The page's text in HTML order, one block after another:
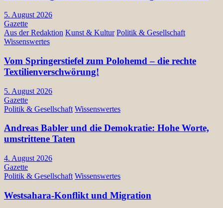
5. August 2026
Gazette
Aus der Redaktion Kunst & Kultur Politik & Gesellschaft
Wissenswertes
Vom Springerstiefel zum Polohemd – die rechte
Textilienverschwörung!
5. August 2026
Gazette
Politik & Gesellschaft Wissenswertes
Andreas Babler und die Demokratie: Hohe Worte,
umstrittene Taten
4. August 2026
Gazette
Politik & Gesellschaft Wissenswertes
Westsahara-Konflikt und Migration